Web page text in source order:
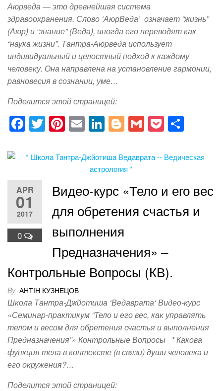
Аюрведа — это древнейшая система
здравоохранения. Слово ‘АюрВеда’ означает “жизнь”
(Аюр) и “знание” (Веда), иногда его переводят как
“наука жизни”. Тантра-Аюрведа использует
индивидуальный и целостный подход к каждому
человеку. Она направлена на установление гармонии,
равновесия в сознании, уме…
Поделится этой страницей:
F
a
c
b
o
o
k
T
wi
tt
Pi
nt
er
st
E
m
ail
Li
n
k
e
dI
n
Bl
o
g
g
er
G
m
ail
P
o
ckar
APR
01
2017
0
Видео-курс «Тело и его вес
для обретения счастья и
выполнения
Предназначения» –
Контрольные Вопросы (КВ).
By АНТІН КУЗНЕЦОВ
Школа Тантра-Джйотиша ‘Ведаврата‘ Видео-курс
«Семинар-практикум “Тело и его вес, как управлять
телом и весом для обретения счастья и выполнения
Предназначения”» Контрольные Вопросы * Какова
функция тела в контексте (в связи) души человека и
его окружения?…
Поделится этой страницей: